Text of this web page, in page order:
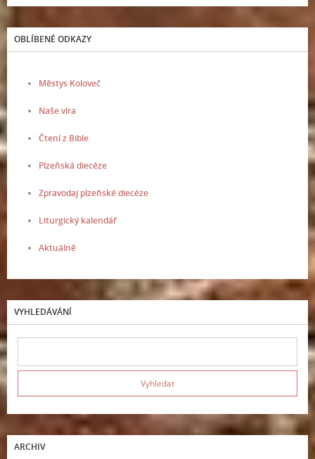
OBLÍBENÉ ODKAZY
Městys Koloveč
Naše víra
Čtení z Bible
Plzeňská diecéze
Zpravodaj plzeňské diecéze
Liturgický kalendář
Aktuálně
VYHLEDÁVÁNÍ
ARCHIV